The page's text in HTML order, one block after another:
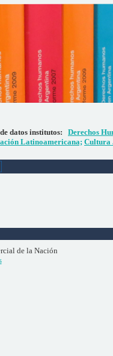
datos institutos: Derechos
Latinoamericana;Cultura
de la Nación